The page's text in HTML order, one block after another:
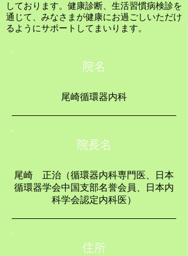
しております。健康診断、生活習慣病検診を
通じて、みなさまが健康にお過ごしいただけ
るようにサポートしてまいります。
院名
尾崎循環器内科
​院長名
尾崎 正治（循環器内科専門医、日本
循環器学会中国支部名誉会員、日本内
科学会認定内科医）
住所